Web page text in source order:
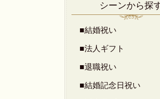
シーンから探
■結婚祝い
■法人ギフト
■退職祝い
■結婚記念日祝い